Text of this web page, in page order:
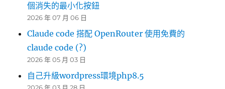
個消失的最小化按鈕
2026 年 07 月 06 日
Claude code 搭配 OpenRouter 使用免費的
claude code (?)
2026 年 05 月 03 日
自己升級wordpress環境php8.5